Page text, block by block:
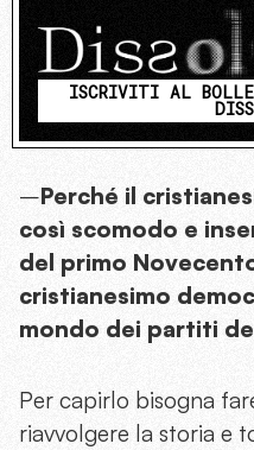
ISCRIVITI AL
–Perché il
così scomodo e
del primo
cristianesimo
mondo dei partiti
Per capirlo bisogna
riavvolgere la storia e